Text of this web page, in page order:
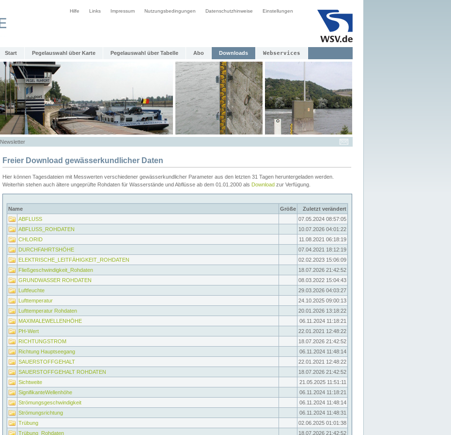
Hilfe Links Impressum Nutzungsbedingungen Datenschutzhinweise Einstellungen
Start Pegelauswahl über Karte Pegelauswahl über Tabelle Abo Downloads Webservices
Newsletter
Freier Download gewässerkundlicher Daten
Hier können Tagesdateien mit Messwerten verschiedener gewässerkundlicher Parameter aus den letzten 31 Tagen heruntergeladen werden.
Weiterhin stehen auch ältere ungeprüfte Rohdaten für Wasserstände und Abflüsse ab dem 01.01.2000 als Download zur Verfügung.
Name Größe
Zuletzt verändert
ABFLUSS
07.05.2024 08:57:05
ABFLUSS_ROHDATEN
10.07.2026 04:01:22
CHLORID
11.08.2021 06:18:19
DURCHFAHRTSHÖHE
07.04.2021 18:12:19
ELEKTRISCHE_LEITFÄHIGKEIT_ROHDATEN
02.02.2023 15:06:09
Fließgeschwindigkeit_Rohdaten
18.07.2026 21:42:52
GRUNDWASSER ROHDATEN
08.03.2022 15:04:43
Luftfeuchte
29.03.2026 04:03:27
Lufttemperatur
24.10.2025 09:00:13
Lufttemperatur Rohdaten
20.01.2026 13:18:22
MAXIMALEWELLENHÖHE
06.11.2024 11:18:21
PH-Wert
22.01.2021 12:48:22
RICHTUNGSTROM
18.07.2026 21:42:52
Richtung Hauptseegang
06.11.2024 11:48:14
SAUERSTOFFGEHALT
22.01.2021 12:48:22
SAUERSTOFFGEHALT ROHDATEN
18.07.2026 21:42:52
Sichtweite
21.05.2025 11:51:11
SignifikanteWellenhöhe
06.11.2024 11:18:21
Strömungsgeschwindigkeit
06.11.2024 11:48:14
Strömungsrichtung
06.11.2024 11:48:31
Trübung
02.06.2025 01:01:38
Trübung_Rohdaten
18.07.2026 21:42:52